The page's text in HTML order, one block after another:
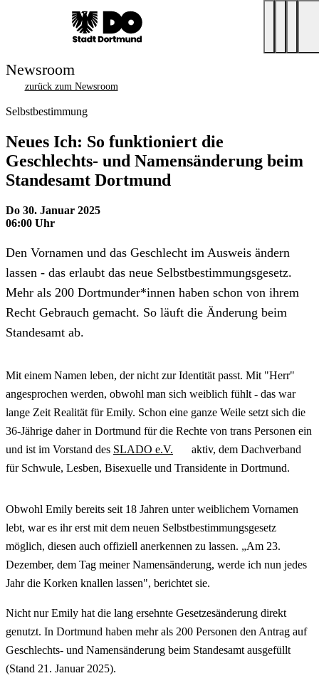
Newsroom
zurück zum Newsroom
Selbstbestimmung
Neues Ich: So funktioniert die
Geschlechts- und Namensänderung beim
Standesamt Dortmund
Do 30. Januar 2025
06:00 Uhr
Den Vornamen und das Geschlecht im Ausweis ändern
lassen - das erlaubt das neue Selbstbestimmungsgesetz.
Mehr als 200 Dortmunder*innen haben schon von ihrem
Recht Gebrauch gemacht. So läuft die Änderung beim
Standesamt ab.
Mit einem Namen leben, der nicht zur Identität passt. Mit "Herr"
angesprochen werden, obwohl man sich weiblich fühlt - das war
lange Zeit Realität für Emily. Schon eine ganze Weile setzt sich die
36-Jährige daher in Dortmund für die Rechte von trans Personen ein
und ist im Vorstand des SLADO e.V.
aktiv, dem Dachverband
für Schwule, Lesben, Bisexuelle und Transidente in Dortmund.
Obwohl Emily bereits seit 18 Jahren unter weiblichem Vornamen
lebt, war es ihr erst mit dem neuen Selbstbestimmungsgesetz
möglich, diesen auch offiziell anerkennen zu lassen. „Am 23.
Dezember, dem Tag meiner Namensänderung, werde ich nun jedes
Jahr die Korken knallen lassen", berichtet sie.
Nicht nur Emily hat die lang ersehnte Gesetzesänderung direkt
genutzt. In Dortmund haben mehr als 200 Personen den Antrag auf
Geschlechts- und Namensänderung beim Standesamt ausgefüllt
(Stand 21. Januar 2025).